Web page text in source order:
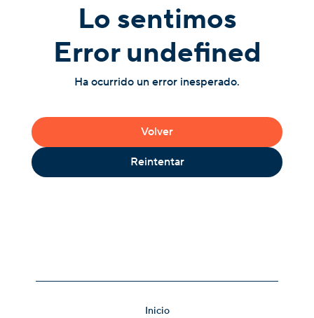
Lo sentimos
Error undefined
Ha ocurrido un error inesperado.
Volver
Reintentar
Inicio